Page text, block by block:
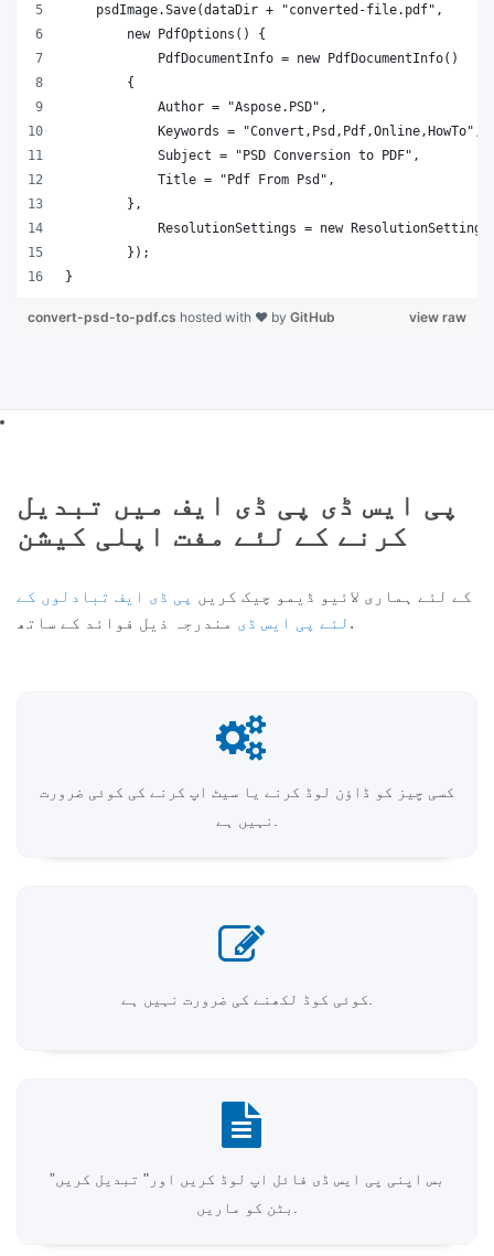
    psdImage.Save(dataDir + "converted-file.pdf",
        new PdfOptions() {
            PdfDocumentInfo = new PdfDocumentInfo()
        {
            Author = "Aspose.PSD",
            Keywords = "Convert,Psd,Pdf,Online,HowTo",
            Subject = "PSD Conversion to PDF",
            Title = "Pdf From Psd",
        },
ResolutionSettings = new
        });
}
view raw
convert-psd-to-pdf.cs hosted with ❤ by GitHub
پی ایس ڈی پی ڈی ایف میں تبدیل
کرنے کے لئے مفت اپلی کیشن
کے لئے ہماری لائیو ڈیمو چیک کریں پی ڈی ایف تبادلوں کے
لئے پی ایس ڈی مندرجہ ذیل فوائد کے ساتھ.
کسی چیز کو ڈاؤن لوڈ کرنے یا سیٹ اپ کرنے کی کوئی ضرورت
بس اپنی پی ایس ڈی فائل اپ لوڈ کریں اور" تبدیل کریں”